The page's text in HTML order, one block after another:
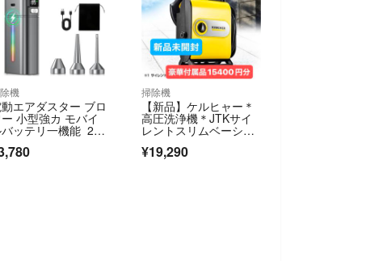
機
エアダスター ブロ
小型強カ モバイ
ッテリ一機能 250
Type-c充電高速回
掃除機
【新品】ケルヒャー＊
高圧洗浄機＊JTKサイ
レントスリムベーシッ
¥19,290